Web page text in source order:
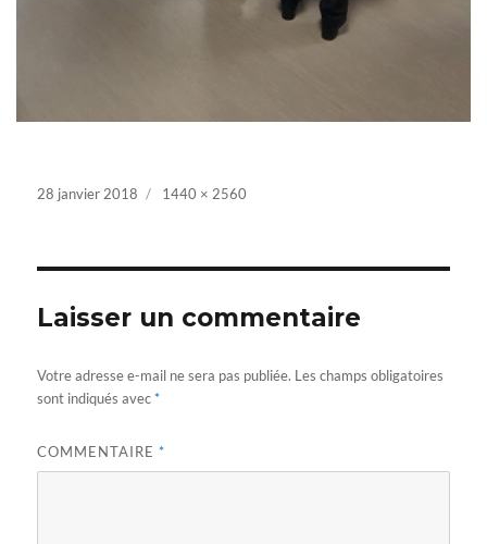
Posted
28 janvier 2018
Full
1440 × 2560
Laisser un commentaire
Votre adresse e-mail ne sera pas publiée. Les champs obligatoires
sont indiqués avec*
COMMENTAIRE*